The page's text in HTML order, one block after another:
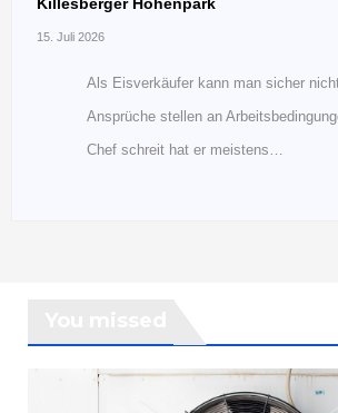
15. Juli 2026
Als Eisverkäufer kann man sicher
Ansprüche stellen an
Chef schreit hat er meistens…